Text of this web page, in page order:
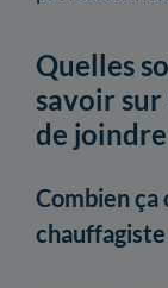
Quelles
savoir
de
Combien
chauffagiste